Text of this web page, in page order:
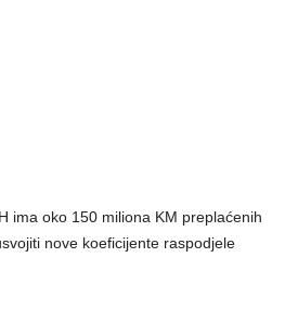
ima oko 150 miliona KM preplaćenih
nove koeficijente raspodjele